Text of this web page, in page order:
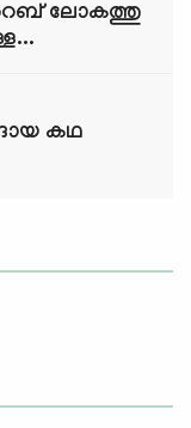
ലോകത്തു
കഥ